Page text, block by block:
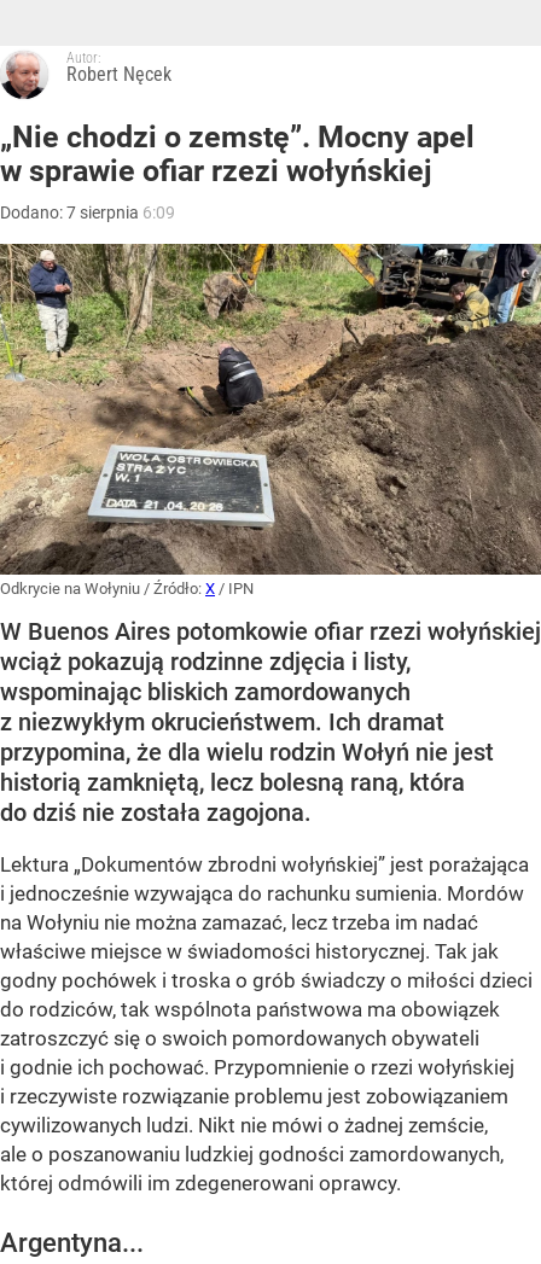
Autor:
Robert Nęcek
„Nie chodzi o zemstę”. Mocny apel
w sprawie ofiar rzezi wołyńskiej
Dodano:7 sierpnia 6:09
Odkrycie na Wołyniu / Źródło: X / IPN
W Buenos Aires potomkowie ofiar rzezi wołyńskiej
wciąż pokazują rodzinne zdjęcia i listy,
wspominając bliskich zamordowanych
z niezwykłym okrucieństwem. Ich dramat
przypomina, że dla wielu rodzin Wołyń nie jest
historią zamkniętą, lecz bolesną raną, która
do dziś nie została zagojona.
Lektura „Dokumentów zbrodni wołyńskiej” jest porażająca
i jednocześnie wzywająca do rachunku sumienia. Mordów
na Wołyniu nie można zamazać, lecz trzeba im nadać
właściwe miejsce w świadomości historycznej. Tak jak
godny pochówek i troska o grób świadczy o miłości dzieci
do rodziców, tak wspólnota państwowa ma obowiązek
zatroszczyć się o swoich pomordowanych obywateli
i godnie ich pochować. Przypomnienie o rzezi wołyńskiej
i rzeczywiste rozwiązanie problemu jest zobowiązaniem
cywilizowanych ludzi. Nikt nie mówi o żadnej zemście,
ale o poszanowaniu ludzkiej godności zamordowanych,
której odmówili im zdegenerowani oprawcy.
Argentyna...